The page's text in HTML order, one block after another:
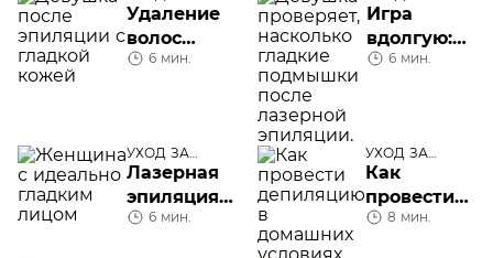
ТЕЛОМ
Удаление
волос
навсегда
6 мин.
ТЕЛОМ
Игра
вдолгую:
лазерная
6 мин.
УХОД ЗА
ТЕЛОМ
Лазерная
эпиляция
лица
6 мин.
УХОД ЗА
ТЕЛОМ
Как
провести
депиляцию
8 мин.